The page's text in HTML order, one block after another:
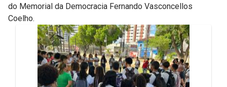
do Memorial da Democracia Fernando Vasconcellos
Coelho.
Galeria de Mídias